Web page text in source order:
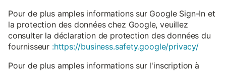
Pour de plus amples informations sur Google Sign-In et
la protection des données chez Google, veuillez
consulter la déclaration de protection des données du
fournisseur :https://business.safety.google/privacy/
Pour de plus amples informations sur l'inscription à